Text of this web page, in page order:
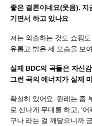
좋은 결론이네요(웃음). 지
기면서 하고 있나요
저는 외출하는 것도 쇼핑
유롭고 밝은 제 모습을 보
실제 BDC의 곡들은 자신
그런 곡의 에너지가 실제
확실히 있어요. 원래는 좀
로 신나게 무대를 하고, ‘
구나 라는 걸 깨달으니까